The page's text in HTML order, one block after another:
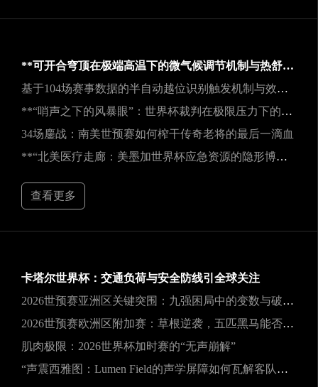
**可开合穹顶在极端高温下的微气候调节机制与热舒适性效能评估——以SoFi Stadium为例**
基于104场赛事数据的半自动越位识别触发机制与效能实证研究
**“哨声之下的风暴眼”：世界杯裁判在极限压力下的神经与生理共振解析**
34场鏖战：南美世预赛如何榨干传奇老将的最后一滴血
**“北美医疗走廊：美墨加世界杯应急资源的隐形博弈”**
查看更多
卡塔尔世界杯：交通负荷与安全防线引全球关注
2026世预赛亚洲区关键突围：九强困局中的变数与破局之道
2026世预赛欧洲区附加赛：草根逆袭，五匹黑马能否撕裂旧格局？
肌肉极限：2026世界杯加时赛的“无声崩解”
“声震西雅图：Lumen Field的声学屏障如何瓦解客队进攻，与2026世界杯的降噪博弈”